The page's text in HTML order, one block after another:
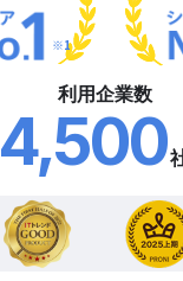
※1
利用企業数
4,500